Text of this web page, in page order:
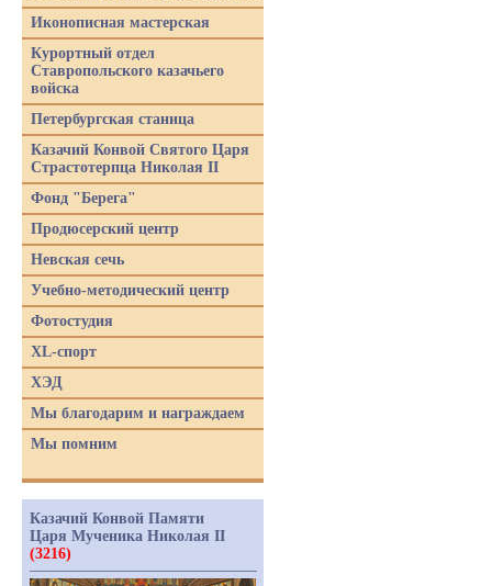
Иконописная мастерская
Курортный отдел
Ставропольского казачьего
войска
Петербургская станица
Казачий Конвой Святого Царя
Страстотерпца Николая II
Фонд "Берега"
Продюсерский центр
Невская сечь
Учебно-методический центр
Фотостудия
XL-спорт
ХЭД
Мы благодарим и награждаем
Мы помним
Казачий Конвой Памяти
Царя Мученика Николая II
(3216)